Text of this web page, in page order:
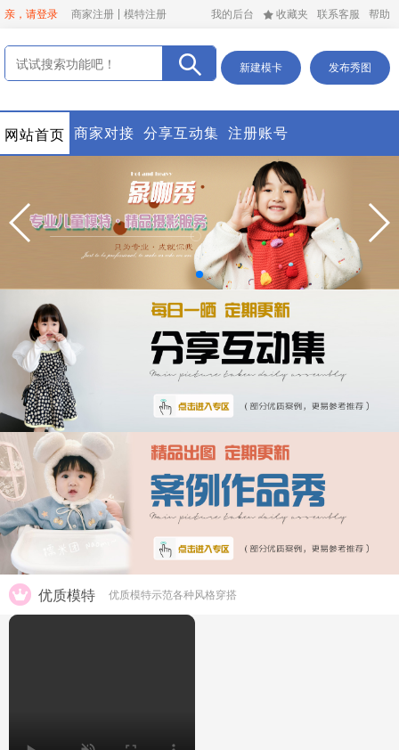
亲，请登录 商家注册 模特注册 我的后台 收藏夹 联系客服 帮助
新建模卡 发布秀图
网站首页 商家对接 分享互动集 注册账号
优质模特 优质模特示范各种风格穿搭